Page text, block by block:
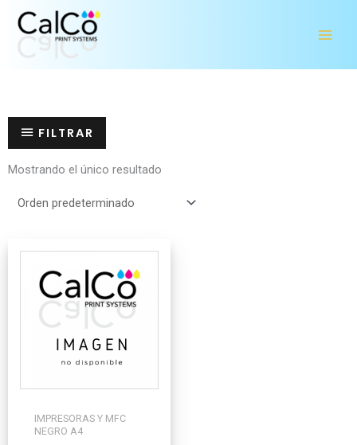
FILTRAR
Mostrando el único resultado
IMPRESORAS Y MFC
NEGRO A4